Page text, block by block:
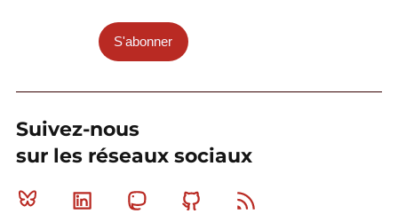
S'abonner
Suivez-nous
sur les réseaux sociaux
Bluesky Linkedin MastodonGithub